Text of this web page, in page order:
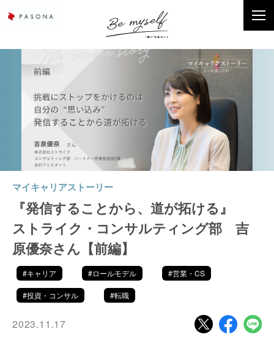
マイキャリアストーリー
『発信することから、道が拓ける』
ストライク・コンサルティング部 吉
原優奈さん【前編】
#キャリア #ロールモデル #営業・CS
#投資・コンサル #転職
2023.11.17